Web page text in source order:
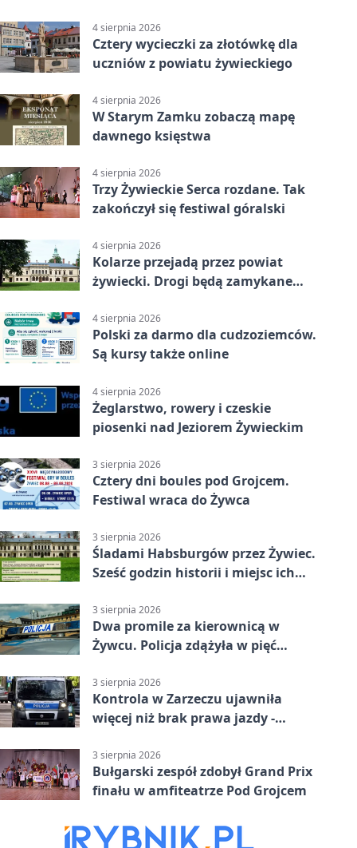
4 sierpnia 2026
Cztery wycieczki za złotówkę dla
uczniów z powiatu żywieckiego
4 sierpnia 2026
W Starym Zamku zobaczą mapę
dawnego księstwa
4 sierpnia 2026
Trzy Żywieckie Serca rozdane. Tak
zakończył się festiwal góralski
4 sierpnia 2026
Kolarze przejadą przez powiat
żywiecki. Drogi będą zamykane
4 sierpnia 2026
Polski za darmo dla cudzoziemców.
Są kursy także online
4 sierpnia 2026
Żeglarstwo, rowery i czeskie
piosenki nad Jeziorem Żywieckim
3 sierpnia 2026
Cztery dni boules pod Grojcem.
Festiwal wraca do Żywca
3 sierpnia 2026
Śladami Habsburgów przez Żywiec.
Sześć godzin historii i miejsc ich
3 sierpnia 2026
Dwa promile za kierownicą w
Żywcu. Policja zdążyła w pięć
3 sierpnia 2026
Kontrola w Zarzeczu ujawniła
więcej niż brak prawa jazdy -
3 sierpnia 2026
Bułgarski zespół zdobył Grand Prix
finału w amfiteatrze Pod Grojcem